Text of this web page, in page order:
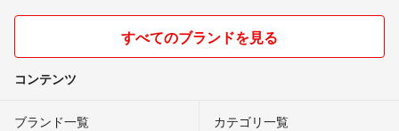
すべてのブランドを見る
コンテンツ
ブランド一覧 カテゴリ一覧